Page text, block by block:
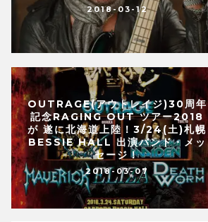
2018-03-12
OUTRAGE(アウトレイジ)30周年
記念RAGING OUT ツアー2018
が 遂に北海道上陸！3/24(土)札幌
BESSIE HALL 出演バンド・メッ
セージ！
2018-03-07